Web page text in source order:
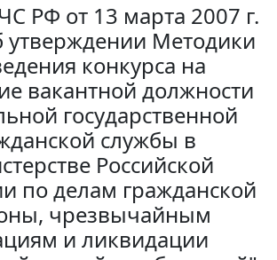
РФ от 13 марта 2007 г.
утверждении Методики
конкурса на
вакантной должности
государственной
службы в
Российской
по делам гражданской
чрезвычайным
и ликвидации